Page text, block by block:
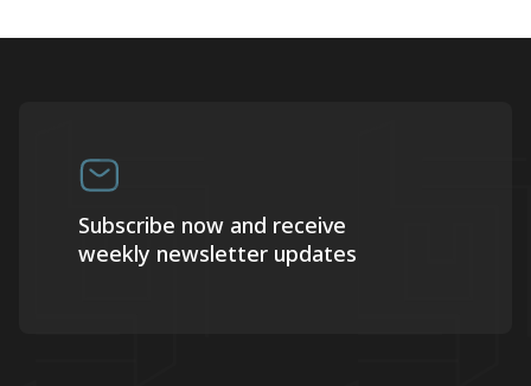
Subscribe now and receive
weekly newsletter updates